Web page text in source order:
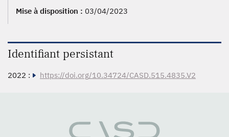
Mise à disposition : 03/04/2023
Identifiant persistant
2022 : https://doi.org/10.34724/CASD.515.4835.V2